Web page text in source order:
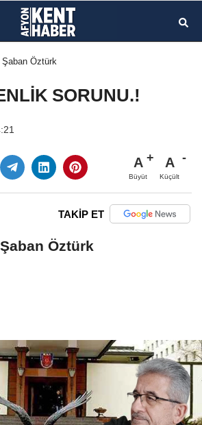
Şaban Öztürk
SORUNU.!
A
Büyüt
A
Küçült
TAKİP ET
Şaban Öztürk